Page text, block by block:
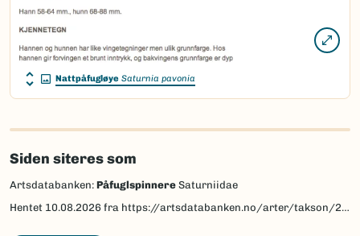
Nattpåfugløye Saturnia pavonia
Siden siteres som
Artsdatabanken: Påfuglspinnere Saturniidae
Hentet 10.08.2026 fra https://artsdatabanken.no/arter/takson/29693